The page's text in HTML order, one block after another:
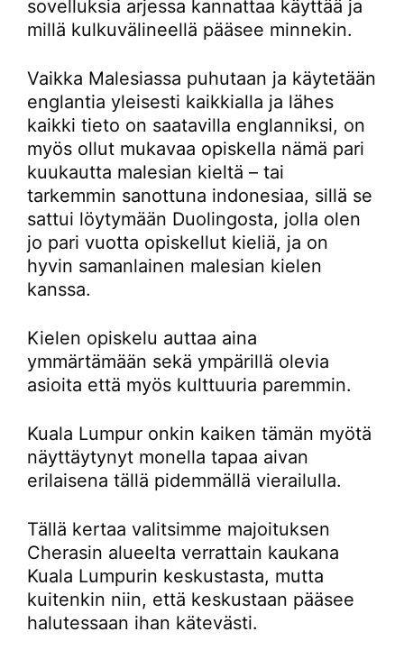
sovelluksia arjessa kannattaa käyttää ja
millä kulkuvälineellä pääsee minnekin.
Vaikka Malesiassa puhutaan ja käytetään
englantia yleisesti kaikkialla ja lähes
kaikki tieto on saatavilla englanniksi, on
myös ollut mukavaa opiskella nämä pari
kuukautta malesian kieltä – tai
tarkemmin sanottuna indonesiaa, sillä se
sattui löytymään Duolingosta, jolla olen
jo pari vuotta opiskellut kieliä, ja on
hyvin samanlainen malesian kielen
kanssa.
Kielen opiskelu auttaa aina
ymmärtämään sekä ympärillä olevia
asioita että myös kulttuuria paremmin.
Kuala Lumpur onkin kaiken tämän myötä
näyttäytynyt monella tapaa aivan
erilaisena tällä pidemmällä vierailulla.
Tällä kertaa valitsimme majoituksen
Cherasin alueelta verrattain kaukana
Kuala Lumpurin keskustasta, mutta
kuitenkin niin, että keskustaan pääsee
halutessaan ihan kätevästi.